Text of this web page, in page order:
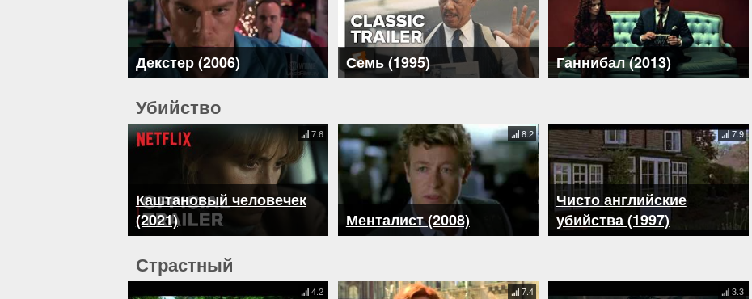
Декстер (2006) Семь (1995) Ганнибал (2013)
Убийство
Каштановый человечек
(2021)
7.6
Менталист (2008)
8.2
Чисто английские
убийства (1997)
7.9
Страстный
4.2 7.4 3.3